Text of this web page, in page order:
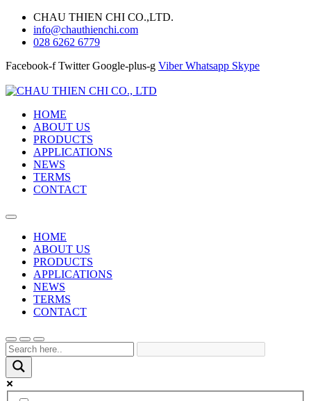
CHAU THIEN CHI CO.,LTD.
info@chauthienchi.com
028 6262 6779
Facebook-f Twitter Google-plus-g Viber Whatsapp Skype
HOME
ABOUT US
PRODUCTS
APPLICATIONS
NEWS
TERMS
CONTACT
HOME
ABOUT US
PRODUCTS
APPLICATIONS
NEWS
TERMS
CONTACT